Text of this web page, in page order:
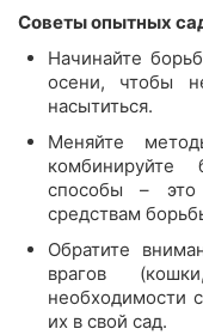
Советы опытных
Начинайте
осени, чтобы
насытиться.
Меняйте
комбинируйте
способы –
средствам
Обратите
врагов
необходимости
их в свой сад.